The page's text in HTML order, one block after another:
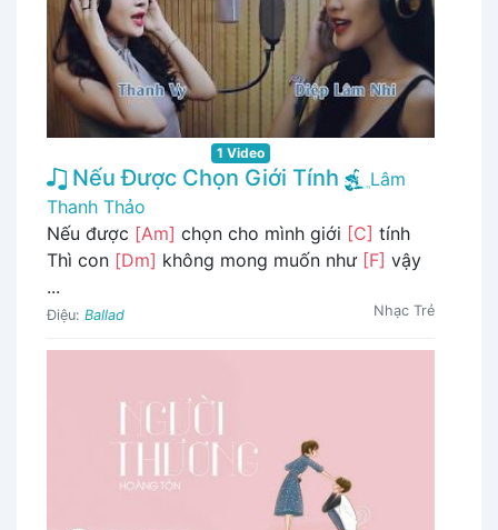
1 Video
Nếu Được Chọn Giới Tính
Lâm
Thanh Thảo
Nếu được [Am] chọn cho mình giới [C] tính
Thì con [Dm] không mong muốn như [F] vậy
...
Điệu: Ballad Nhạc Trẻ